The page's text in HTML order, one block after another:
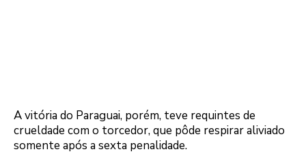
A vitória do Paraguai, porém, teve requintes de
crueldade com o torcedor, que pôde respirar aliviado
somente após a sexta penalidade.